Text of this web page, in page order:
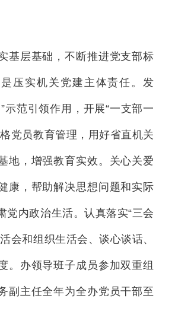
层基础，不断推进党支部标
压实机关党建主体责任。发
示范引领作用，开展“一支部一
党员教育管理，用好省直机关
地，增强教育实效。关心关爱
康，帮助解决思想问题和实际
党内政治生活。认真落实“三会
会和组织生活会、谈心谈话、
。办领导班子成员参加双重组
副主任全年为全办党员干部至